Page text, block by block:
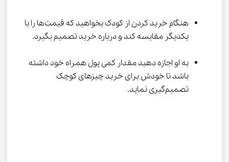
هنگام خرید کردن از کودک بخواهید که قیمت‌ها را با
یکدیگر مقایسه کند و درباره خرید تصمیم بگیرد.
به او اجازه دهید مقدار کمی پول همراه خود داشته
باشد تا خودش برای خرید چیزهای کوچک
تصمیم‌گیری نماید.